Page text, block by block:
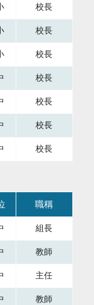
校長
校長
校長
校長
校長
校長
校長
直欄銜稱，第二直
職稱
組長
教師
主任
教師